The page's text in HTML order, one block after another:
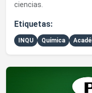
ciencias.
Etiquetas:
INQU Química
Ver detalles de